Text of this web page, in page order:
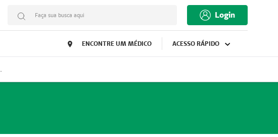
Faça sua busca aqui Login
ENCONTRE UM MÉDICO ACESSO RÁPIDO
Policlínica Master)